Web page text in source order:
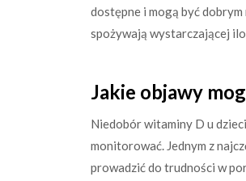
dostępne i mogą być
spożywają wystarczającej
Jakie objawy
Niedobór witaminy D u
monitorować. Jednym z
prowadzić do trudności w